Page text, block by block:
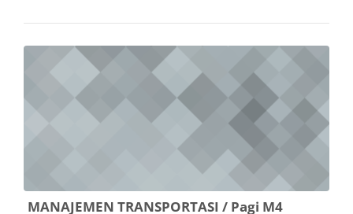
MANAJEMEN TRANSPORTASI / Pagi M4